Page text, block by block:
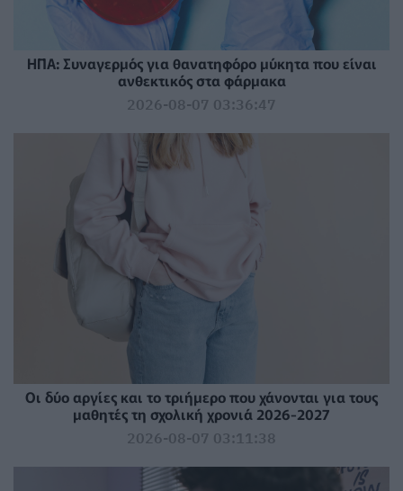
ΗΠΑ: Συναγερμός για θανατηφόρο μύκητα που είναι
ανθεκτικός στα φάρμακα
2026-08-07 03:36:47
Οι δύο αργίες και το τριήμερο που χάνονται για τους
μαθητές τη σχολική χρονιά 2026-2027
2026-08-07 03:11:38